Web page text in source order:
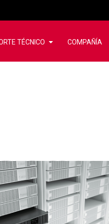
TÉCNICO COMPAÑÍA